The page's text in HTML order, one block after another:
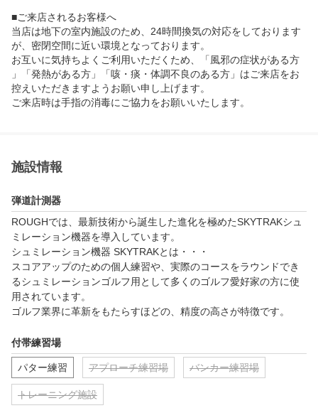
■ご来店されるお客様へ
当店は地下の室内施設のため、24時間換気の対応をしております
が、密閉空間に近い環境となっております。
お互いに気持ちよくご利用いただくため、「風邪の症状がある方
」「発熱がある方」「咳・痰・体調不良のある方」はご来店をお
控えいただきますようお願い申し上げます。
ご来店時は手指の消毒にご協力をお願いいたします。
施設情報
弾道計測器
ROUGHでは、最新技術から誕生した進化を極めたSKYTRAKシュ
ミレーション機器を導入しています。
シュミレーション機器 SKYTRAKとは・・・
スコアアップのための個人練習や、実際のコースをラウンドでき
るシュミレーションゴルフ用として多くのゴルフ愛好家の方に使
用されています。
ゴルフ業界に革新をもたらすほどの、精度の高さが特徴です。
付帯練習場
パター練習 アプローチ練習場 バンカー練習場
トレーニング施設